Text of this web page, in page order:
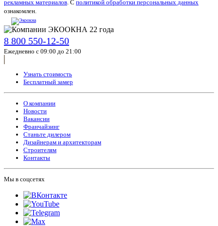
рекламных материалов. С политикой обработки персональных данных
ознакомлен.
8 800 550-12-50
Ежедневно с 09:00 до 21:00
Узнать стоимость
Бесплатный замер
О компании
Новости
Вакансии
Франчайзинг
Станьте дилером
Дизайнерам и архитекторам
Строителям
Контакты
Мы в соцсетях